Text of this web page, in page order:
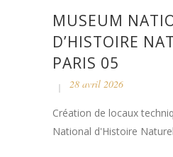
MUSEUM
D’HISTOIRE
PARIS 05
28 avril 2026
Création de locaux
National d'Histoire